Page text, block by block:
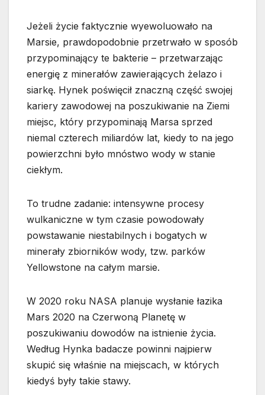
Jeżeli życie faktycznie wyewoluowało na
Marsie, prawdopodobnie przetrwało w sposób
przypominający te bakterie – przetwarzając
energię z minerałów zawierających żelazo i
siarkę. Hynek poświęcił znaczną część swojej
kariery zawodowej na poszukiwanie na Ziemi
miejsc, który przypominają Marsa sprzed
niemal czterech miliardów lat, kiedy to na jego
powierzchni było mnóstwo wody w stanie
ciekłym.
To trudne zadanie: intensywne procesy
wulkaniczne w tym czasie powodowały
powstawanie niestabilnych i bogatych w
minerały zbiorników wody, tzw. parków
Yellowstone na całym marsie.
W 2020 roku NASA planuje wysłanie łazika
Mars 2020 na Czerwoną Planetę w
poszukiwaniu dowodów na istnienie życia.
Według Hynka badacze powinni najpierw
skupić się właśnie na miejscach, w których
kiedyś były takie stawy.